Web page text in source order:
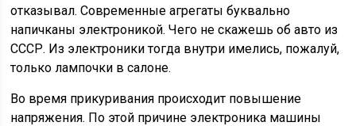
отказывал. Современные агрегаты буквально
напичканы электроникой. Чего не скажешь об авто из
СССР. Из электроники тогда внутри имелись, пожалуй,
только лампочки в салоне.
Во время прикуривания происходит повышение
напряжения. По этой причине электроника машины